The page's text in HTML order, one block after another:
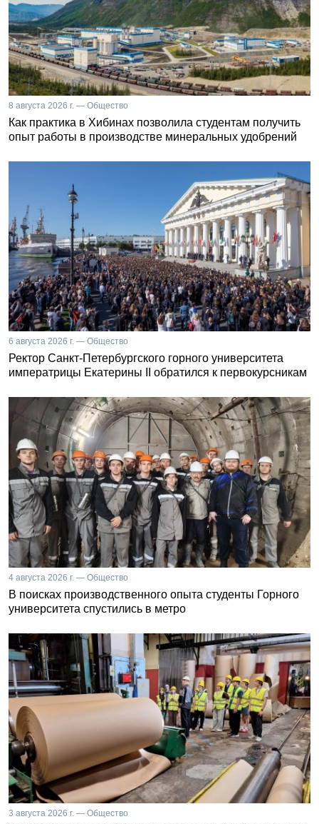
8 августа 2026 г. — Общество
Как практика в Хибинах позволила студентам получить
опыт работы в производстве минеральных удобрений
6 августа 2026 г. — Общество
Ректор Санкт-Петербургского горного университета
императрицы Екатерины II обратился к первокурсникам
4 августа 2026 г. — Общество
В поисках производственного опыта студенты Горного
университета спустились в метро
3 августа 2026 г. — Общество